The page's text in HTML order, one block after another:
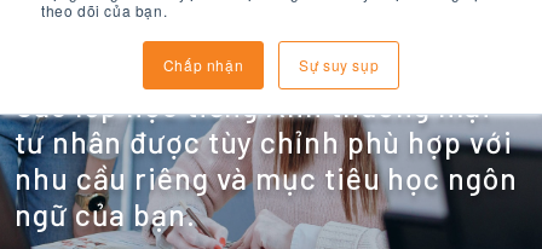
theo dõi của bạn.
Chấp nhận Sự suy sụp
Chuyên Sâu
Các lớp học tiếng Anh thương mại
tư nhân được tùy chỉnh phù hợp với
nhu cầu riêng và mục tiêu học ngôn
ngữ của bạn.